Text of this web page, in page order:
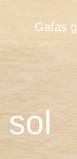
Gafas
sol